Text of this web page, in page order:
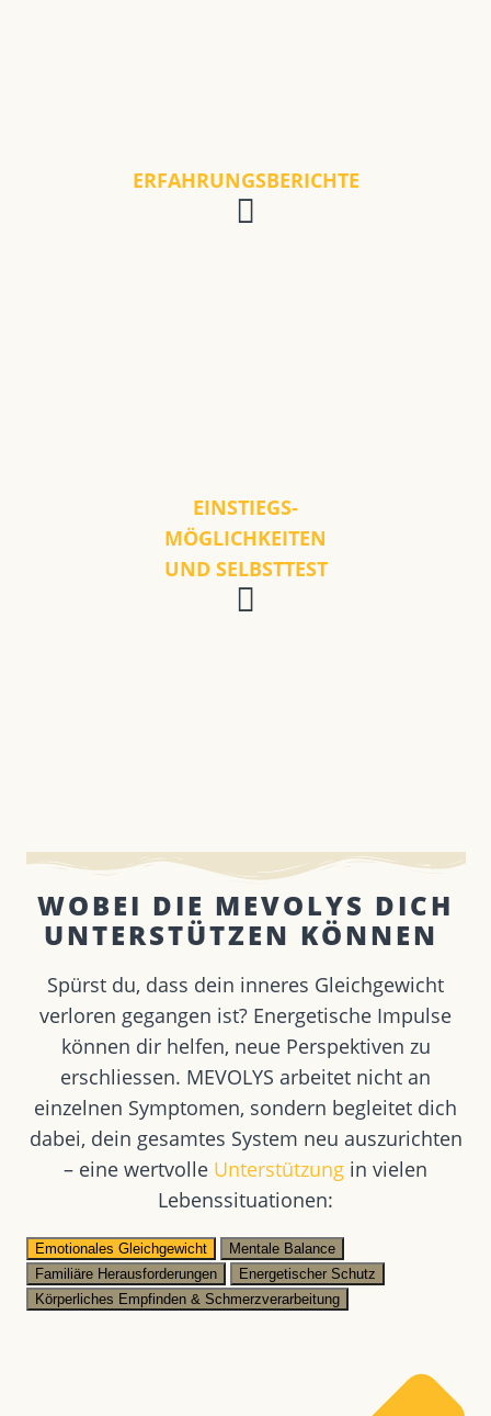
ERFAHRUNGSBERICHTE
EINSTIEGS-
MÖGLICHKEITEN
UND SELBSTTEST
WOBEI DIE MEVOLYS DICH
UNTERSTÜTZEN KÖNNEN ​
Spürst du, dass dein inneres Gleichgewicht
verloren gegangen ist? Energetische Impulse
können dir helfen, neue Perspektiven zu
erschliessen. MEVOLYS arbeitet nicht an
einzelnen Symptomen, sondern begleitet dich
dabei, dein gesamtes System neu auszurichten
– eine wertvolle Unterstützung in vielen
Lebenssituationen:
Emotionales Gleichgewicht
Mentale Balance
Familiäre Herausforderungen
Energetischer Schutz
Körperliches Empfinden & Schmerzverarbeitung